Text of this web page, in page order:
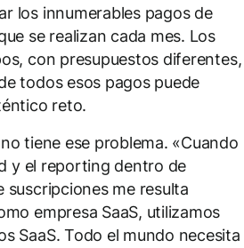
los innumerables pagos de
se realizan cada mes. Los
con presupuestos diferentes,
todos esos pagos puede
reto.
tiene ese problema. «Cuando
y el reporting dentro de
suscripciones me resulta
empresa SaaS, utilizamos
SaaS. Todo el mundo necesita